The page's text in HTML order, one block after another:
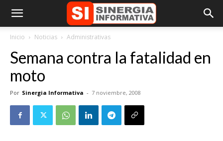
Inicio Noticias Administrativas
Semana contra la fatalidad en
moto
Por Sinergia Informativa - 7 noviembre, 2008